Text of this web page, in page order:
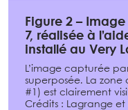
Figure 2 –
7, réalisée à
installé au Very
L’image capturée
superposée. La zone
#1) est clairement
Crédits : Lagrange et